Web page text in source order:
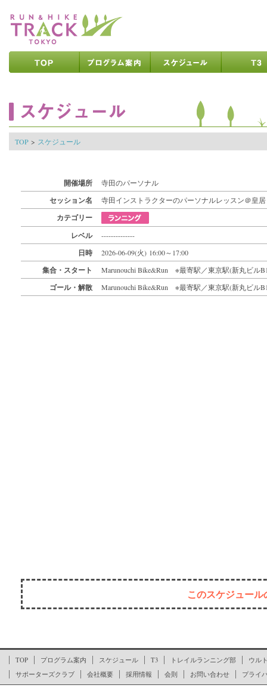
TOP > スケジュール
開催場所 寺田のパーソナル
セッション名 寺田インストラクターのパーソナルレッスン＠皇居
カテゴリー
レベル
--------------
日時 2026-06-09(火) 16:00～17:00
集合・スタート Marunouchi Bike&Run ※最寄駅／東京駅(新丸ビル
ゴール・解散 Marunouchi Bike&Run ※最寄駅／東京駅(新丸ビル
このスケジュー
TOP プログラム案内 スケジュール T3 トレイルランニング部
ウル
サポーターズクラブ
会社概要 採用情報 会則 お問い合わせ プライ